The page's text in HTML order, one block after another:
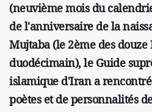
(neuvième mois du
de l'anniversaire de la
Mujtaba (le 2ème des
duodécimain), le Guide
islamique d'Iran a
poètes et de personnalités